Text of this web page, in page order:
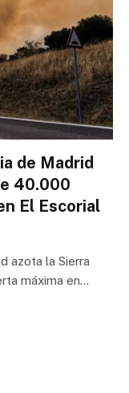
de Madrid
40.000
El Escorial
azota la Sierra
máxima en…